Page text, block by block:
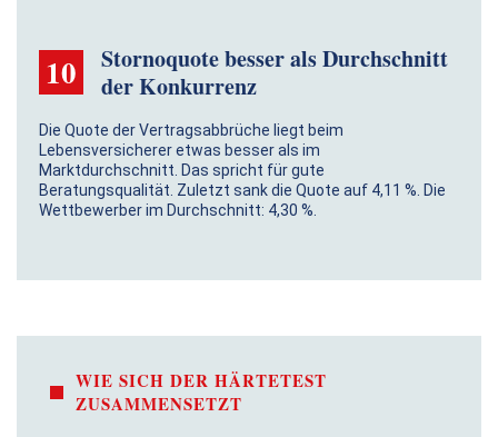
10
Stornoquote besser als Durchschnitt
der Konkurrenz
Die Quote der Vertragsabbrüche liegt beim
Lebensversicherer etwas besser als im
Marktdurchschnitt. Das spricht für gute
Beratungsqualität. Zuletzt sank die Quote auf 4,11 %. Die
Wettbewerber im Durchschnitt: 4,30 %.
WIE SICH DER HÄRTETEST
ZUSAMMENSETZT